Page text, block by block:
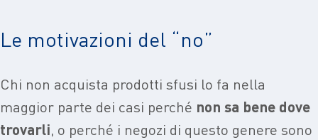
Le motivazioni del “no”
Chi non acquista prodotti sfusi lo fa nella
maggior parte dei casi perché non sa bene dove
trovarli, o perché i negozi di questo genere sono